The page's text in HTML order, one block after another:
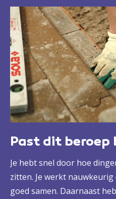
veel buiten. Vaak op
contact hebt met
verkeersdeelnemers.
Past dit beroep
Je hebt snel door hoe
zitten. Je werkt
goed samen. Daarnaast